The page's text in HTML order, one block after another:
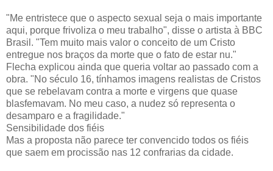
"Me entristece que o aspecto sexual seja o mais importante
aqui, porque frivoliza o meu trabalho", disse o artista à BBC
Brasil. "Tem muito mais valor o conceito de um Cristo
entregue nos braços da morte que o fato de estar nu."
Flecha explicou ainda que queria voltar ao passado com a
obra. "No século 16, tínhamos imagens realistas de Cristos
que se rebelavam contra a morte e virgens que quase
blasfemavam. No meu caso, a nudez só representa o
desamparo e a fragilidade."
Sensibilidade dos fiéis
Mas a proposta não parece ter convencido todos os fiéis
que saem em procissão nas 12 confrarias da cidade.